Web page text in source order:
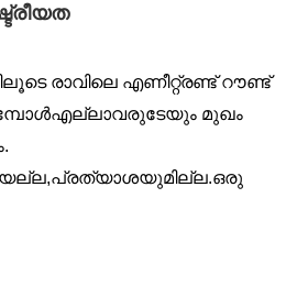
രാവിലെ എണീറ്റ്രണ്ട് റൗണ്ട്
മുഖം